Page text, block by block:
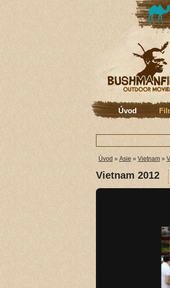
Úvod
Úvod » Asie » Vietnam»
Vietnam 2012